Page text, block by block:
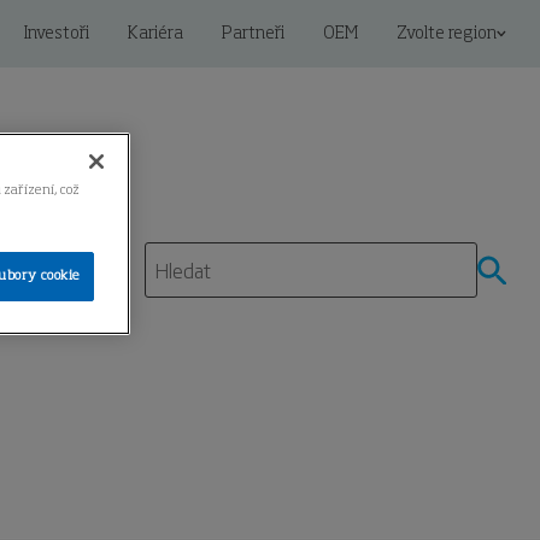
Investoři Kariéra Partneři OEM Zvolte region
zařízení, což
cookie